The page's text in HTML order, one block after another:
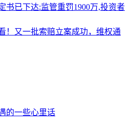
书已下达:监管重罚1900万,投资者
！又一批索赔立案成功，维权通
的一些心里话